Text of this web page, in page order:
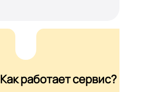
Как работает сервис?